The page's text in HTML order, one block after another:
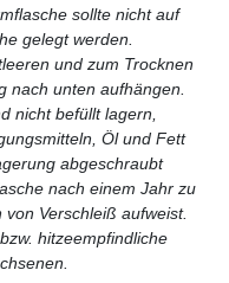
sollte nicht auf
gelegt werden.
und zum Trocknen
nach unten aufhängen.
nicht befüllt lagern,
Öl und Fett
abgeschraubt
nach einem Jahr zu
Verschleiß aufweist.
hitzeempfindliche